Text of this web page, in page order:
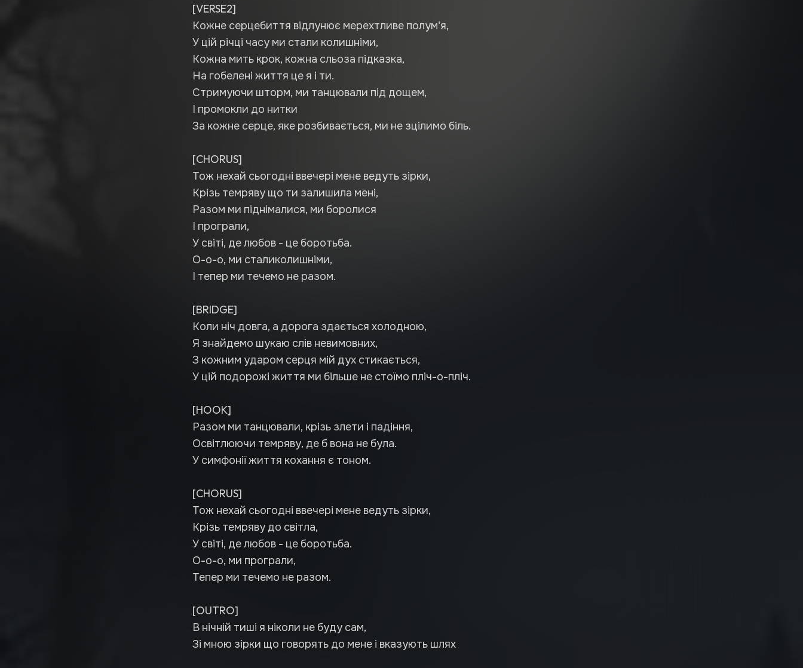
[VERSE2]
Кожне серцебиття відлунює мерехтливе полум'я,
У цій річці часу ми стали колишніми,
Кожна мить крок, кожна сльоза підказка,
На гобелені життя це я і ти.
Стримуючи шторм, ми танцювали під дощем,
І промокли до нитки
За кожне серце, яке розбивається, ми не зцілимо біль.
[CHORUS]
Тож нехай сьогодні ввечері мене ведуть зірки,
Крізь темряву що ти залишила мені,
Разом ми піднімалися, ми боролися
І програли,
У світі, де любов - це боротьба.
О-о-о, ми сталиколишніми,
І тепер ми течемо не разом.
[BRIDGE]
Коли ніч довга, а дорога здається холодною,
Я знайдемо шукаю слів невимовних,
З кожним ударом серця мій дух стикається,
У цій подорожі життя ми більше не стоїмо пліч-о-пліч.
[HOOK]
Разом ми танцювали, крізь злети і падіння,
Освітлюючи темряву, де б вона не була.
У симфонії життя кохання є тоном.
[CHORUS]
Тож нехай сьогодні ввечері мене ведуть зірки,
Крізь темряву до світла,
У світі, де любов - це боротьба.
О-о-о, ми програли,
Тепер ми течемо не разом.
[OUTRO]
В нічній тиші я ніколи не буду сам,
Зі мною зірки що говорять до мене і вказують шлях